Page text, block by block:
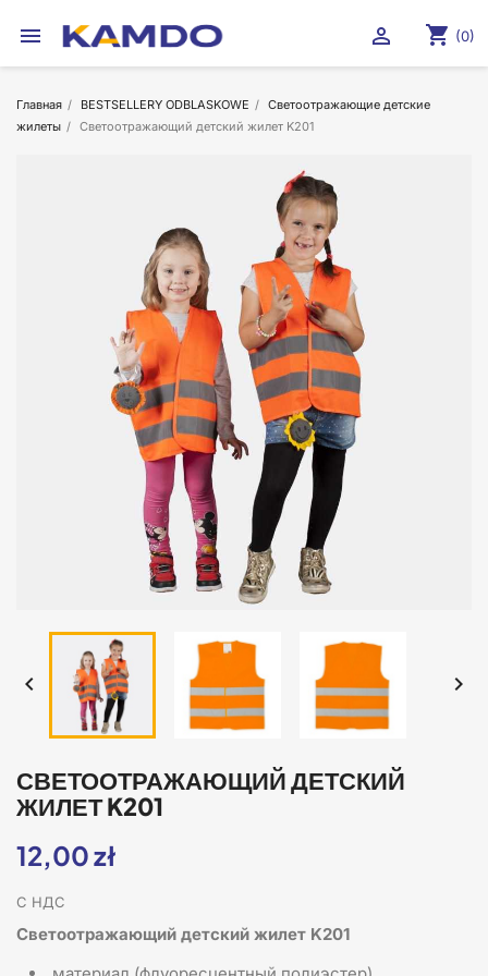
 shopping_cart (0)

Главная BESTSELLERY ODBLASKOWE
Светоотражающие детские
жилеты
Светоотражающий детский жилет K201
 
СВЕТООТРАЖАЮЩИЙ ДЕТСКИЙ
ЖИЛЕТ K201
12,00 zł
С НДС
Светоотражающий детский жилет K201